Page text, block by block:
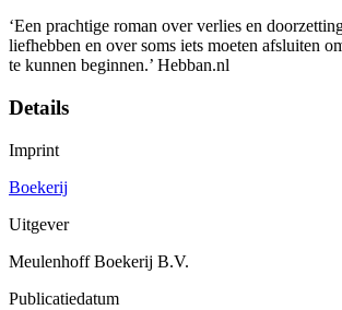
‘Een prachtige roman over verlies en
liefhebben en over soms iets moeten afsluiten
te kunnen beginnen.’ Hebban.nl
Details
Imprint
Boekerij
Uitgever
Meulenhoff Boekerij B.V.
Publicatiedatum